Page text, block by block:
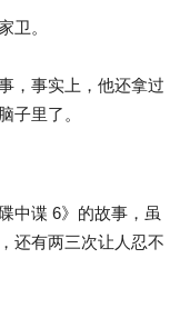
卫。
，事实上，他还拿过
子里了。
中谍 6》的故事，虽
还有两三次让人忍不